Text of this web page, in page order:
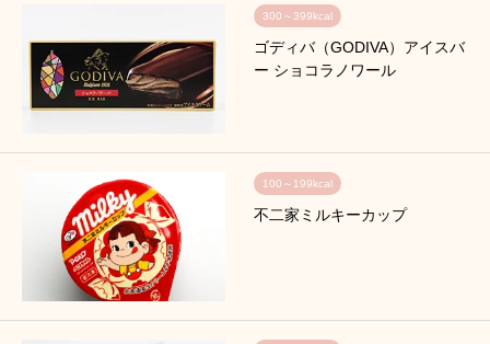
300～399kcal
ゴディバ（GODIVA）アイスバ
ー ショコラノワール
100～199kcal
不二家ミルキーカップ